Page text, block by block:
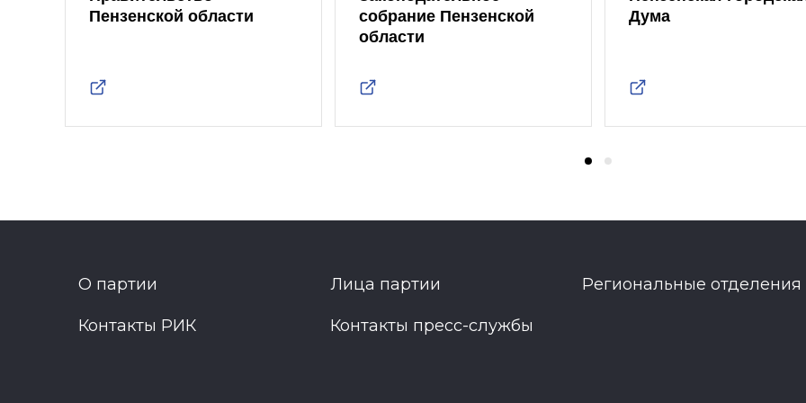
Пензенской области
собрание Пензенской
области
Дума
О партии Лица партии Региональные отделения
Контакты РИК Контакты пресс-службы